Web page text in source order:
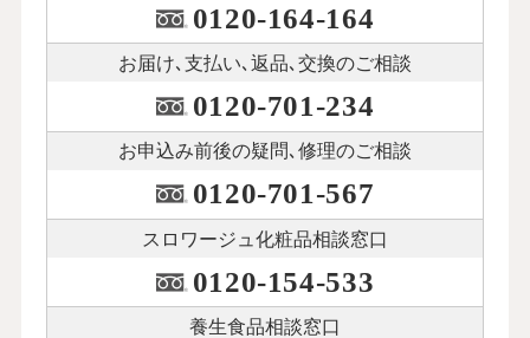
0120-164-164
お届け､支払い､ 返品､交換のご相談
0120-701-234
お申込み前後の疑問､修理のご相談
0120-701-567
スロワージュ化粧品相談窓口
0120-154-533
養生食品相談窓口